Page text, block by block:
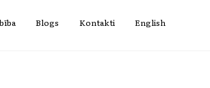
Blogs Kontakti English